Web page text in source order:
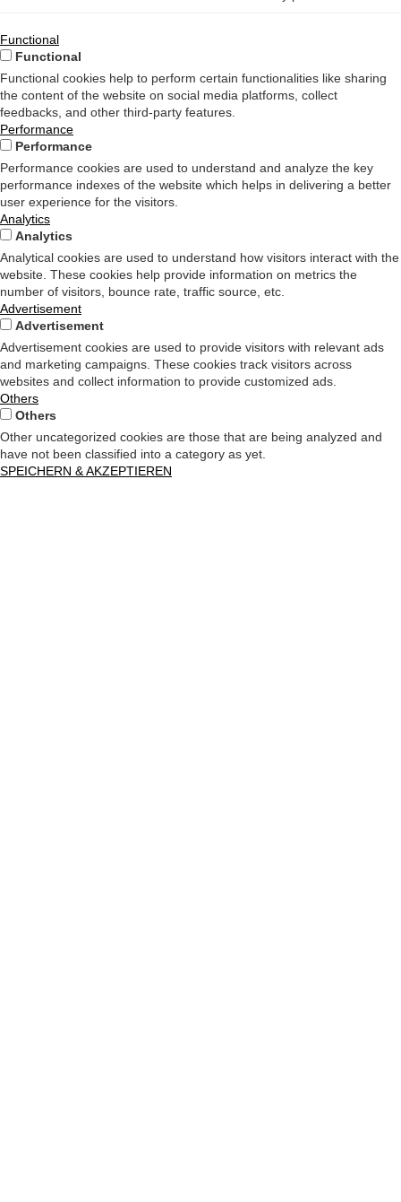
Functional
Functional
Functional cookies help to perform certain functionalities like sharing
the content of the website on social media platforms, collect
feedbacks, and other third-party features.
Performance
Performance
Performance cookies are used to understand and analyze the key
performance indexes of the website which helps in delivering a better
user experience for the visitors.
Analytics
Analytics
Analytical cookies are used to understand how visitors interact with the
website. These cookies help provide information on metrics the
number of visitors, bounce rate, traffic source, etc.
Advertisement
Advertisement
Advertisement cookies are used to provide visitors with relevant ads
and marketing campaigns. These cookies track visitors across
websites and collect information to provide customized ads.
Others
Others
Other uncategorized cookies are those that are being analyzed and
have not been classified into a category as yet.
SPEICHERN & AKZEPTIEREN